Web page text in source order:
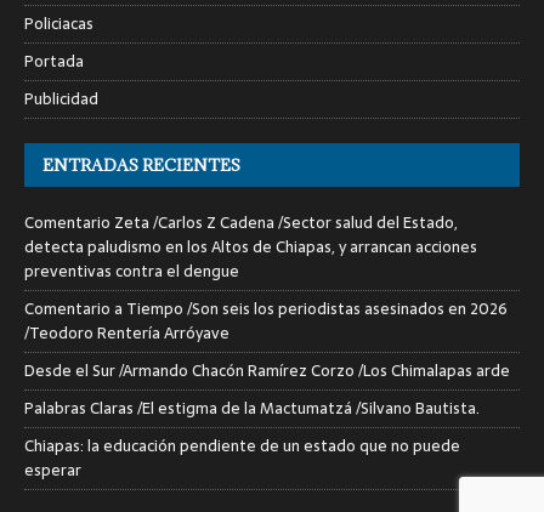
Policiacas
Portada
Publicidad
ENTRADAS RECIENTES
Comentario Zeta /Carlos Z Cadena /Sector salud del Estado,
detecta paludismo en los Altos de Chiapas, y arrancan acciones
preventivas contra el dengue
Comentario a Tiempo /Son seis los periodistas asesinados en 2026
/Teodoro Rentería Arróyave
Desde el Sur /Armando Chacón Ramírez Corzo /Los Chimalapas arde
Palabras Claras /El estigma de la Mactumatzá /Silvano Bautista.
Chiapas: la educación pendiente de un estado que no puede
esperar